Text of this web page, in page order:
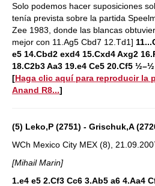
Solo podemos hacer suposiciones
tenía prevista sobre la partida
Zee 1983, donde las blancas
mejor con 11.Ag5 Cbd7 12.Td1]
e5 14.Cbd2 exd4 15.Cxd4 Axg2
18.C2b3 Aa3 19.e4 Ce5 20.Cf5 ½–½
[Haga clic aquí para reproducir la
Anand R8...]
(5) Leko,P (2751) - Grischuk,A
WCh Mexico City MEX (8),
[Mihail Marin]
1.e4 e5 2.Cf3 Cc6 3.Ab5 a6 4.Aa4